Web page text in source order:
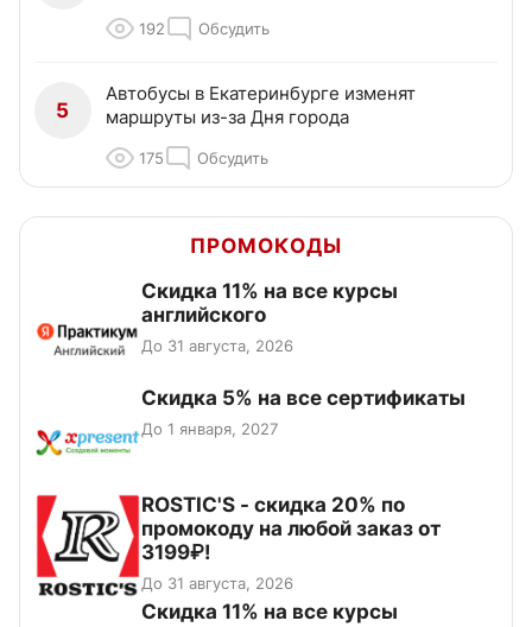
192 Обсудить
5
Автобусы в Екатеринбурге изменят
маршруты из-за Дня города
175 Обсудить
ПРОМОКОДЫ
Скидка 11% на все курсы
английского
До 31 августа, 2026
Скидка 5% на все сертификаты
До 1 января, 2027
ROSTIC'S - скидка 20% по
промокоду на любой заказ от
3199₽!
До 31 августа, 2026
Скидка 11% на все курсы